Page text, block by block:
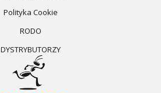
Polityka Cookie
RODO
DYSTRYBUTORZY